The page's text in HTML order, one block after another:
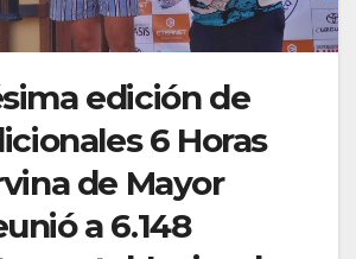
edición de
6 Horas
de Mayor
a 6.148